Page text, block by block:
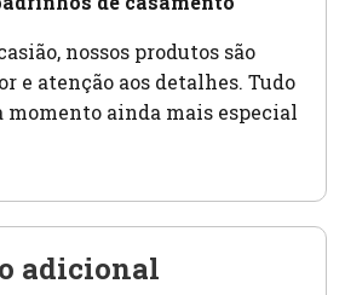
nossos produtos são
e atenção aos detalhes. Tudo
momento ainda mais especial
adicional